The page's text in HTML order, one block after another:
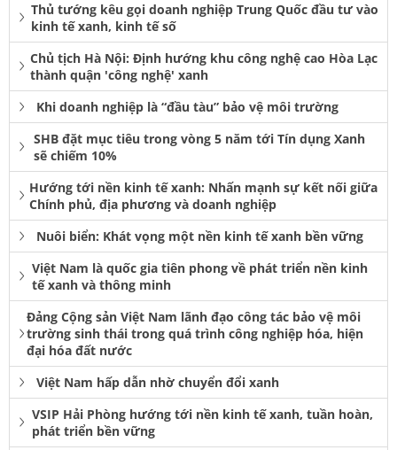
Thủ tướng kêu gọi doanh nghiệp Trung Quốc đầu tư vào
kinh tế xanh, kinh tế số
Chủ tịch Hà Nội: Định hướng khu công nghệ cao Hòa Lạc
thành quận 'công nghệ' xanh
Khi doanh nghiệp là “đầu tàu” bảo vệ môi trường
SHB đặt mục tiêu trong vòng 5 năm tới Tín dụng Xanh
sẽ chiếm 10%
Hướng tới nền kinh tế xanh: Nhấn mạnh sự kết nối giữa
Chính phủ, địa phương và doanh nghiệp
Nuôi biển: Khát vọng một nền kinh tế xanh bền vững
Việt Nam là quốc gia tiên phong về phát triển nền kinh
tế xanh và thông minh
Đảng Cộng sản Việt Nam lãnh đạo công tác bảo vệ môi
trường sinh thái trong quá trình công nghiệp hóa, hiện
đại hóa đất nước
Việt Nam hấp dẫn nhờ chuyển đổi xanh
VSIP Hải Phòng hướng tới nền kinh tế xanh, tuần hoàn,
phát triển bền vững